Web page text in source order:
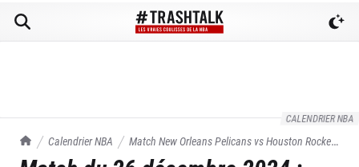
CALENDRIER NBA
TrashTalk Actu NBA
Calendrier NBA Match New Orleans Pelicans vsHouston Rockets
du 26/12/2024